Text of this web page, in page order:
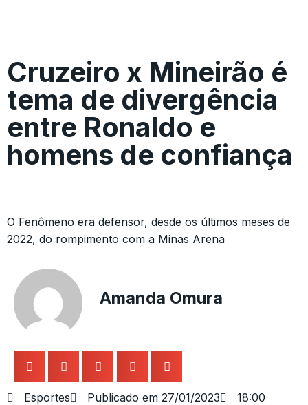
Cruzeiro x Mineirão é
tema de divergência
entre Ronaldo e
homens de confiança
O Fenômeno era defensor, desde os últimos meses de
2022, do rompimento com a Minas Arena
Amanda Omura
Esportes Publicado em 27/01/2023 18:00